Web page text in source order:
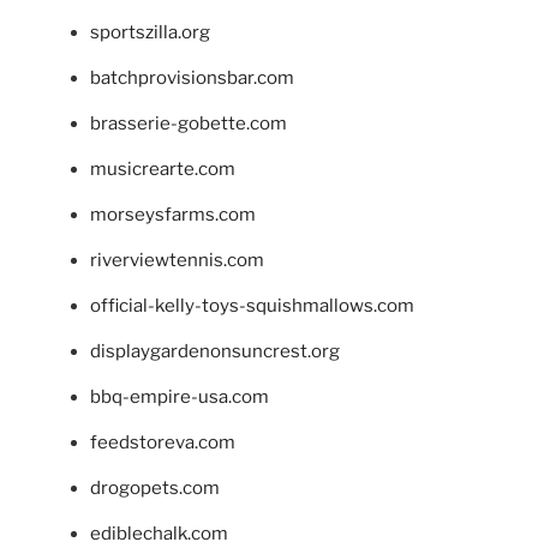
sportszilla.org
batchprovisionsbar.com
brasserie-gobette.com
musicrearte.com
morseysfarms.com
riverviewtennis.com
official-kelly-toys-squishmallows.com
displaygardenonsuncrest.org
bbq-empire-usa.com
feedstoreva.com
drogopets.com
ediblechalk.com